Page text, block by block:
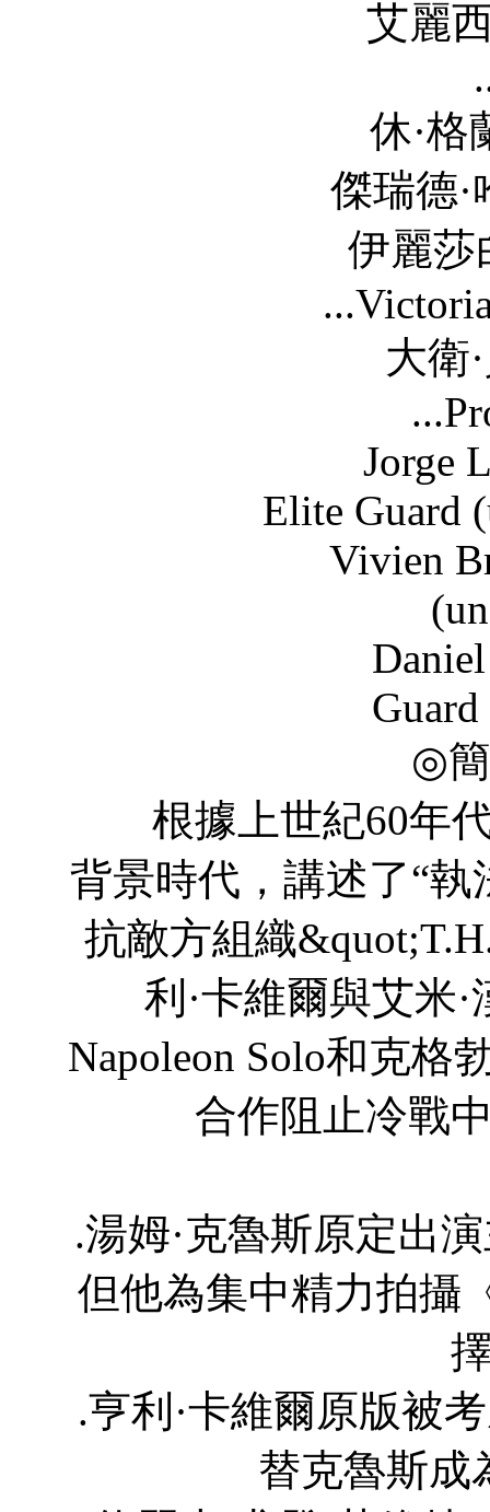
艾麗西卡·維
休·格蘭特
傑瑞德·哈裡斯
伊麗莎白·德
大衛·貝克漢
Jorge Leon
Elite
Vivien Bridson
Daniel
◎
根據上世紀60年代
背景時代，講述了“
抗敵方組織
利·卡維爾與艾米
Napoleon Solo和克格
合作阻止冷戰
.湯姆·克魯斯原定出
但他為集中精力拍攝
.亨利·卡維爾原版被
替克魯斯成